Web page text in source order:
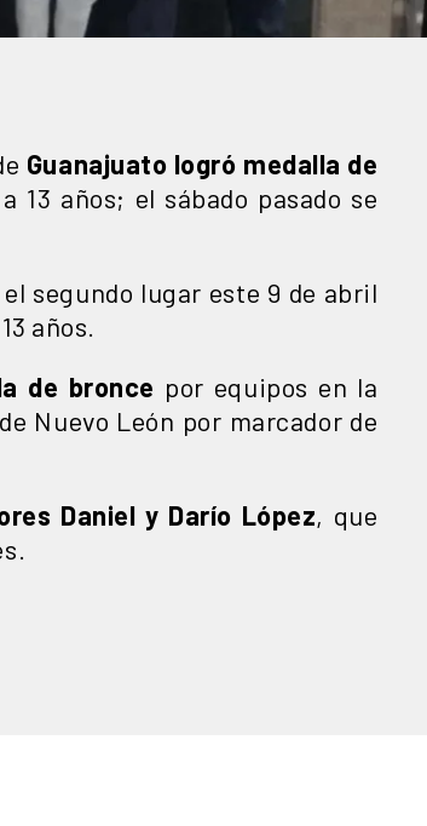
Guanajuato logró medalla de
13 años; el sábado pasado se
segundo lugar este 9 de abril
años.
de bronce por equipos en la
Nuevo León por marcador de
Daniel y Darío López, que